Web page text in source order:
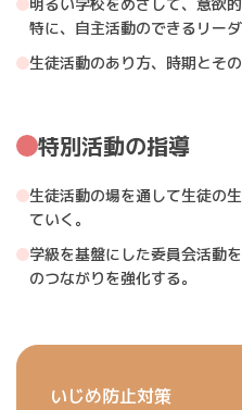
特に、自主活動のできるリーダ
生徒活動のあり方、時期とそ
特別活動の指導
生徒活動の場を通して生徒の
ていく。
学級を基盤にした委員会活動
のつながりを強化する。
いじめ防止対策